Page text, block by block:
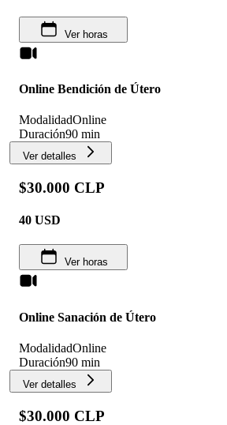
Ver horas
Online Bendición de Útero
ModalidadOnline
Duración90 min
Ver detalles
$30.000 CLP
40 USD
Ver horas
Online Sanación de Útero
ModalidadOnline
Duración90 min
Ver detalles
$30.000 CLP